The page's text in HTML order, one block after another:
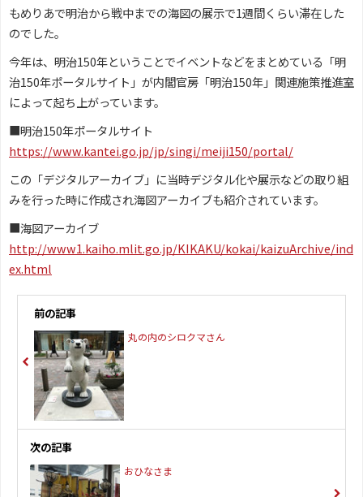
もめりあで明治から戦中までの海図の展示で1週間くらい滞在した
のでした。
今年は、明治150年ということでイベントなどをまとめている「明
治150年ポータルサイト」が内閣官房「明治150年」関連施策推進室
によって起ち上がっています。
■明治150年ポータルサイト
https://www.kantei.go.jp/jp/singi/meiji150/portal/
この「デジタルアーカイブ」に当時デジタル化や展示などの取り組
みを行った時に作成され海図アーカイブも紹介されています。
■海図アーカイブ
http://www1.kaiho.mlit.go.jp/KIKAKU/kokai/kaizuArchive/ind
ex.html
前の記事
丸の内のシロクマさん
次の記事
おひなさま